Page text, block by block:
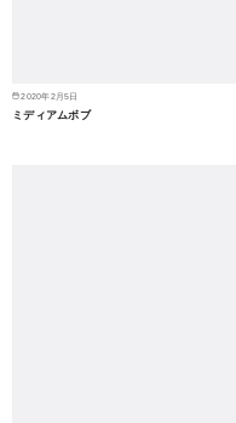
2020年2月5日
ミディアムボブ